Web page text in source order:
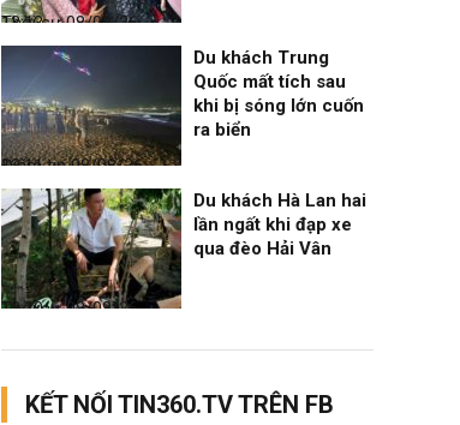
Thời sự
08/08/26, 13:13
Điểm tin
08/08/26, 13:11
Du khách Trung
Quốc mất tích sau
khi bị sóng lớn cuốn
ra biển
Thời sự
08/08/26, 13:10
Du khách Hà Lan hai
lần ngất khi đạp xe
qua đèo Hải Vân
KẾT NỐI TIN360.TV TRÊN FB